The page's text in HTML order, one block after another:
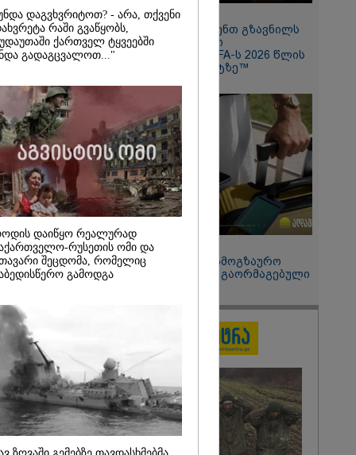
სამშობლოს
გვარამია
ირაკლი
20%-ის
მისი
ვერ
ამ
- ირაკლი
11:13 / 05-08-2026
Hisense წარმოგიდგენთ გზავნილს
"ინოვაციები უკეთესი
ცხოვრებისათვის" FIFA-ს 2026 წლის
მსოფლიო ჩემპიონატზე™
15:49 / 06-08-2026
შეიძინე ალდაგის სამოგზაურო
დაზღვევა და მიიღე გაორმაგებული
დაგვხვრიტოთ? - არა, თქვენი
რაში გვაწყობს,
ქართველ ტყვეებში
გადაგცვალოთ..."
დაიწყო რეალურად
რუსეთის ომი და
შეცდომა, რომელიც
გამოდგა